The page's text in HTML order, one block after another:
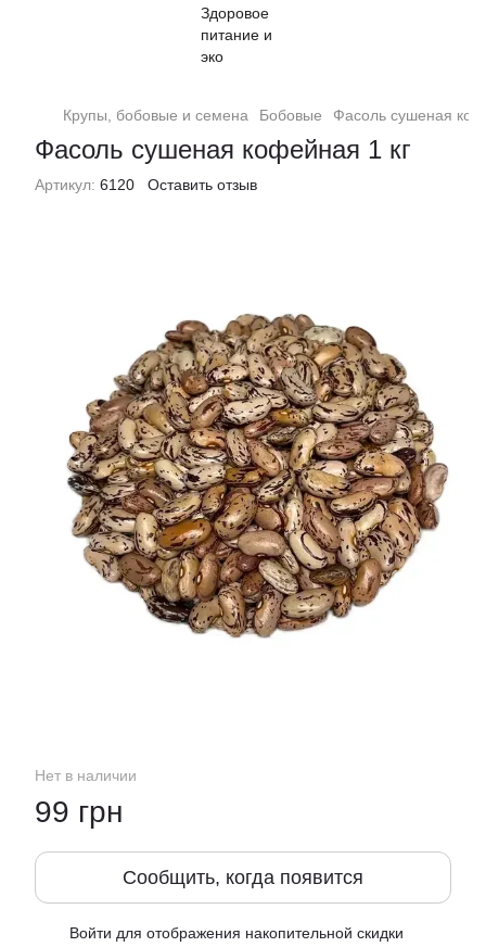
Крупы, бобовые и семена Бобовые Фасоль сушеная
Фасоль сушеная кофейная 1 кг
Артикул: 6120 Оставить отзыв
Нет в наличии
99 грн
Сообщить, когда появится
Войти для отображения накопительной скидки